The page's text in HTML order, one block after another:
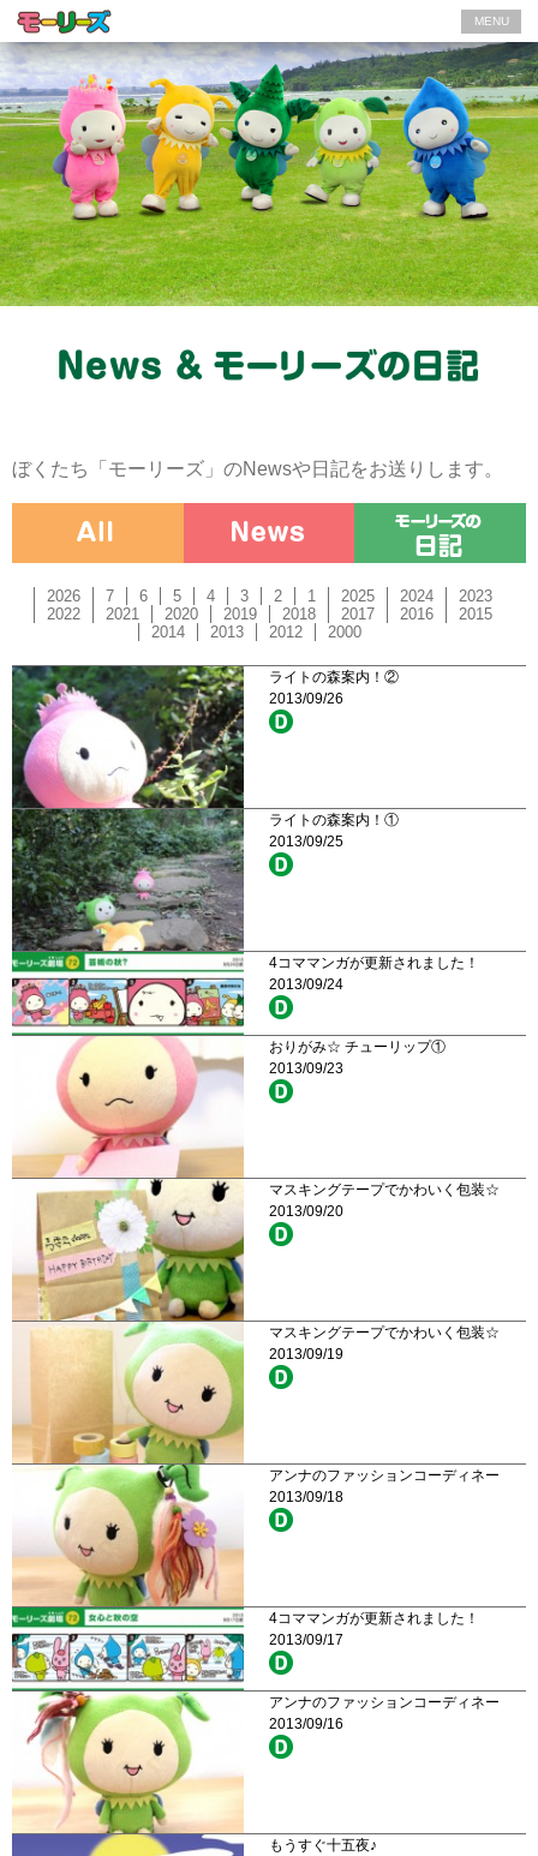
MENU
ぼくたち「モーリーズ」のNewsや日記をお送りします。
2026 7 6 5 4 3 2 1 2025 2024
2023
2022
2021 2020 2019 2018 2017 2016
2015
2014
2013 2012 2000
ライトの森案内！②
2013/09/26
ライトの森案内！①
2013/09/25
4コママンガが更新されました！
2013/09/24
おりがみ☆ チューリップ①
2013/09/23
マスキングテープでかわいく包装☆
2013/09/20
マスキングテープでかわいく包装☆
2013/09/19
アンナのファッションコーディネー
2013/09/18
4コママンガが更新されました！
2013/09/17
アンナのファッションコーディネー
2013/09/16
もうすぐ十五夜♪